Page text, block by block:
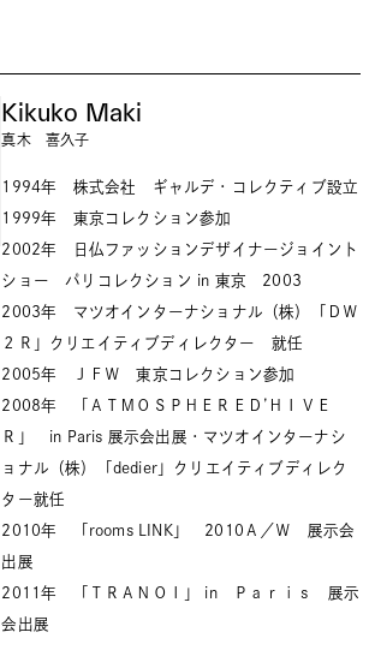
Kikuko Maki
真木 喜久子
1994年 株式会社 ギャルデ・コレクティブ設立
1999年 東京コレクション参加
2002年 日仏ファッションデザイナージョイント
ショー パリコレクション in 東京 2003
2003年 マツオインターナショナル（株）「ＤＷ
２Ｒ」クリエイティブディレクター 就任
2005年 ＪＦＷ 東京コレクション参加
2008年 「ＡＴＭＯＳＰＨＥＲＥＤ’ＨＩＶＥ
Ｒ」 in Paris 展示会出展・マツオインターナシ
ョナル（株）「dedier」クリエイティブディレク
ター就任
2010年 「rooms LINK」 2010Ａ／Ｗ 展示会
出展
2011年 「ＴＲＡＮＯＩ」 in Ｐａｒｉｓ 展示
会出展